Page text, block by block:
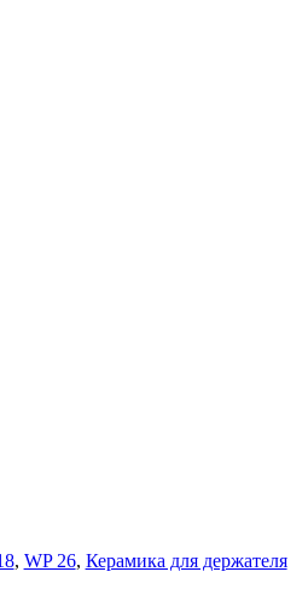
, WP 26, Керамика для держателя